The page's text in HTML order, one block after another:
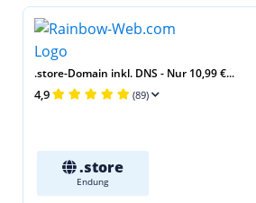
.store-Domain inkl. DNS - Nur 10,99 €...
4,9 (89)
.store
Endung